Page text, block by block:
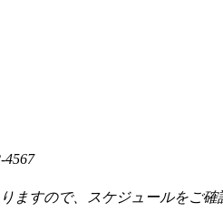
ますので、スケジュールをご確